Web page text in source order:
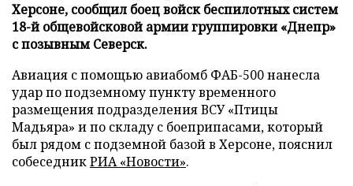
Херсоне, сообщил боец войск беспилотных систем
18-й общевойсковой армии группировки «Днепр»
с позывным Северск.
Авиация с помощью авиабомб ФАБ-500 нанесла
удар по подземному пункту временного
размещения подразделения ВСУ «Птицы
Мадьяра» и по складу с боеприпасами, который
был рядом с подземной базой в Херсоне, пояснил
собеседникРИА «Новости».